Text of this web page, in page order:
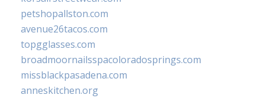
petshopallston.com
avenue26tacos.com
topgglasses.com
broadmoornailsspacoloradosprings.com
missblackpasadena.com
anneskitchen.org